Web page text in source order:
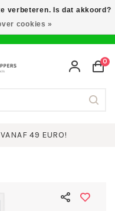
49 EURO!
0
verbeteren. Is dat akkoord?
cookies »